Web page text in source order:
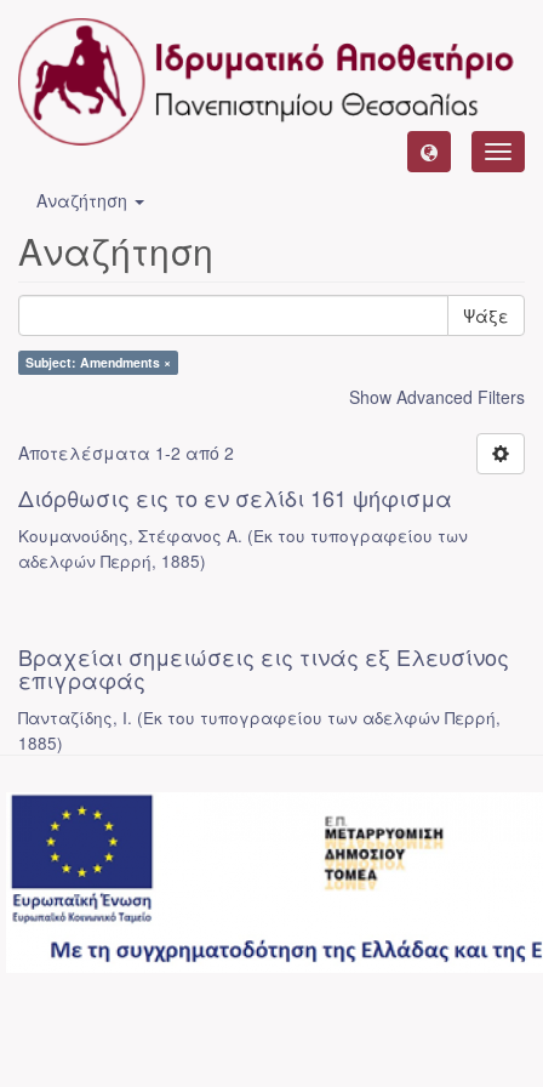
Αναζήτηση
Αναζήτηση
Ψάξε
Subject: Amendments ×
Show Advanced Filters
Αποτελέσματα 1-2 από 2
Διόρθωσις εις το εν σελίδι 161 ψήφισμα
Κουμανούδης, Στέφανος Α. (Εκ του τυπογραφείου των
αδελφών Περρή, 1885)
Βραχείαι σημειώσεις εις τινάς εξ Ελευσίνος
επιγραφάς
Πανταζίδης, Ι. (Εκ του τυπογραφείου των αδελφών Περρή,
1885)